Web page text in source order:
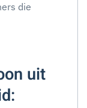
die
uit